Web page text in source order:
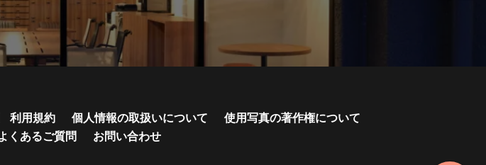
利用規約 個人情報の取扱いについて
使用写真の著作権について
くあるご質問 お問い合わせ